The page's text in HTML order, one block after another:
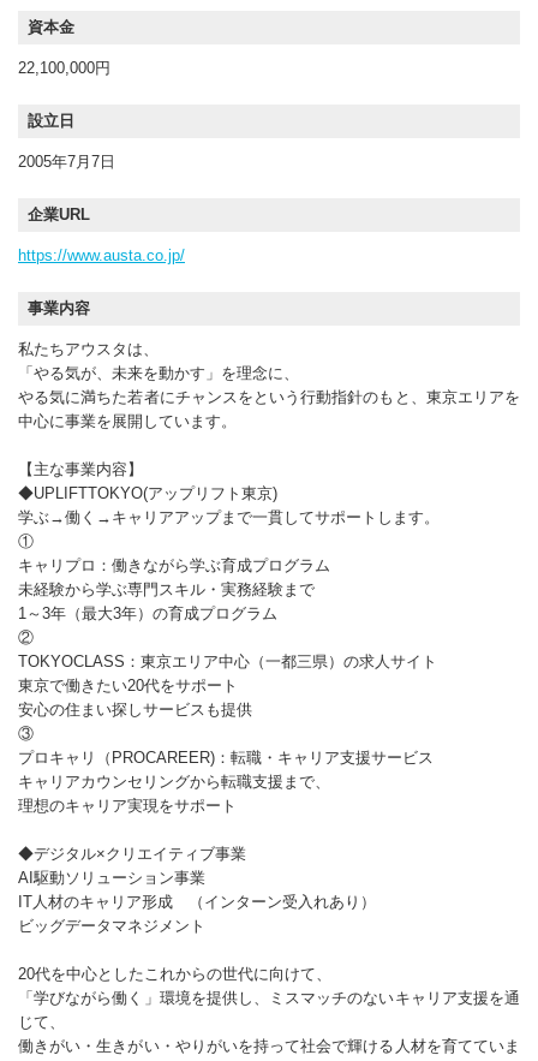
資本金
22,100,000円
設立日
2005年7月7日
企業URL
https://www.austa.co.jp/
事業内容
私たちアウスタは、
「やる気が、未来を動かす」を理念に、
やる気に満ちた若者にチャンスをという行動指針のもと、東京エリアを
中心に事業を展開しています。
【主な事業内容】
◆UPLIFTTOKYO(アップリフト東京)
学ぶ→働く→キャリアアップまで一貫してサポートします。
①
キャリプロ：働きながら学ぶ育成プログラム
未経験から学ぶ専門スキル・実務経験まで
1～3年（最大3年）の育成プログラム
②
TOKYOCLASS：東京エリア中心（一都三県）の求人サイト
東京で働きたい20代をサポート
安心の住まい探しサービスも提供
③
プロキャリ（PROCAREER)：転職・キャリア支援サービス
キャリアカウンセリングから転職支援まで、
理想のキャリア実現をサポート
◆デジタル×クリエイティブ事業
AI駆動ソリューション事業
IT人材のキャリア形成 （インターン受入れあり）
ビッグデータマネジメント
20代を中心としたこれからの世代に向けて、
「学びながら働く」環境を提供し、ミスマッチのないキャリア支援を通
じて、
働きがい・生きがい・やりがいを持って社会で輝ける人材を育てていま